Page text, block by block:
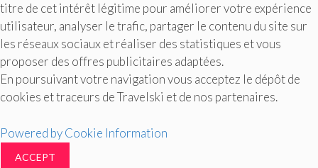
titre de cet intérêt légitime pour améliorer votre expérience
utilisateur, analyser le trafic, partager le contenu du site sur
les réseaux sociaux et réaliser des statistiques et vous
proposer des offres publicitaires adaptées.
En poursuivant votre navigation vous acceptez le dépôt de
cookies et traceurs de Travelski et de nos partenaires.
Powered by Cookie Information
ACCEPT